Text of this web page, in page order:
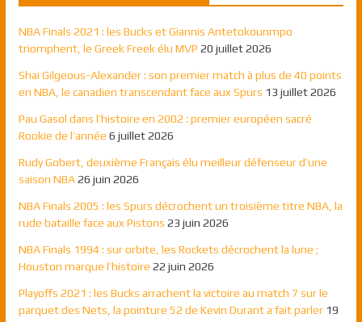
NBA Finals 2021 : les Bucks et Giannis Antetokounmpo
triomphent, le Greek Freek élu MVP 20 juillet 2026
Shai Gilgeous-Alexander : son premier match à plus de 40 points
en NBA, le canadien transcendant face aux Spurs 13 juillet 2026
Pau Gasol dans l’histoire en 2002 : premier européen sacré
Rookie de l’année 6 juillet 2026
Rudy Gobert, deuxième Français élu meilleur défenseur d’une
saison NBA 26 juin 2026
NBA Finals 2005 : les Spurs décrochent un troisième titre NBA, la
rude bataille face aux Pistons 23 juin 2026
NBA Finals 1994 : sur orbite, les Rockets décrochent la lune ;
Houston marque l’histoire 22 juin 2026
Playoffs 2021 : les Bucks arrachent la victoire au match 7 sur le
parquet des Nets, la pointure 52 de Kevin Durant a fait parler 19